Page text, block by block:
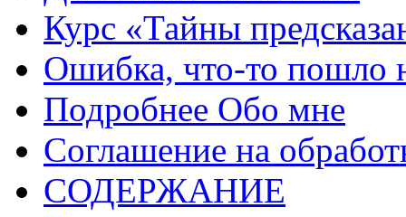
Курс «Тайны
Ошибка, что-то пошло
Подробнее Обо мне
Соглашение на
СОДЕРЖАНИЕ